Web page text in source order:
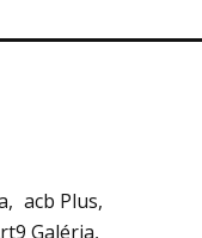
acb Plus
Galéria